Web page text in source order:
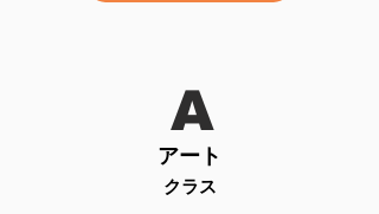
A
アート
クラス